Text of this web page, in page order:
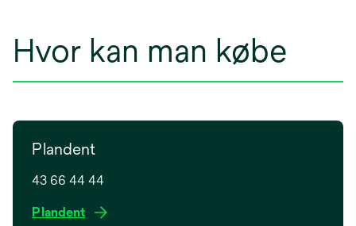
Hvor kan man købe
Plandent
43 66 44 44
Plandento